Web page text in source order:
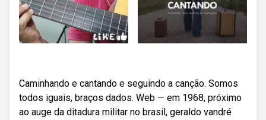
Caminhando e cantando e seguindo a canção. Somos
todos iguais, braços dados. Web — em 1968, próximo
ao auge da ditadura militar no brasil, geraldo vandré